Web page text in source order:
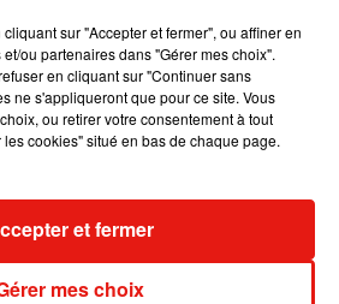
2026
et Amélie Lens dévoilent leur
sur "Accepter et fermer", ou affiner en
ou partenaires dans "Gérer mes choix".
en cliquant sur "Continuer sans
ne s'appliqueront que pour ce site. Vous
ou retirer votre consentement à tout
cookies" situé en bas de chaque page.
mes choix
et fermer